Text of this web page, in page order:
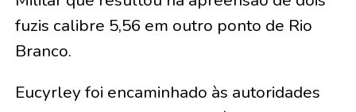
fuzis calibre 5,56 em outro ponto de Rio
Branco.
Eucyrley foi encaminhado às autoridades